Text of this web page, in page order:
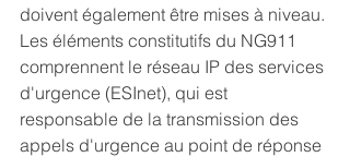
doivent également être mises à niveau.
Les éléments constitutifs du NG911
comprennent le réseau IP des services
d'urgence (ESInet), qui est
responsable de la transmission des
appels d'urgence au point de réponse